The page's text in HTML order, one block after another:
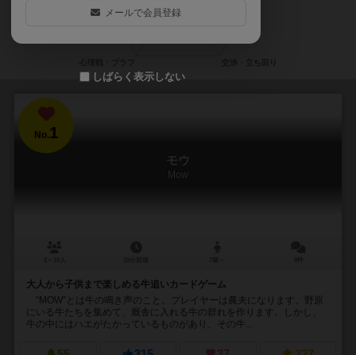
No.1
モウ
Mow
大人から子供まで楽しめる牛追いカードゲーム
“MOW”とは牛の鳴き声のこと。プレイヤーは農夫になります。野原
にいる牛たちを集めて、厩舎に入れる牛の群れを作ります。しかし、
牛の中にはハエがたかっているものがあり、その牛...
メールで会員登録
しばらく表示しない